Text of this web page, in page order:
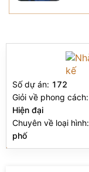
Số dự án: 172
Giỏi về phong cách:
Hiện đại
Chuyên về loại hình:
phố